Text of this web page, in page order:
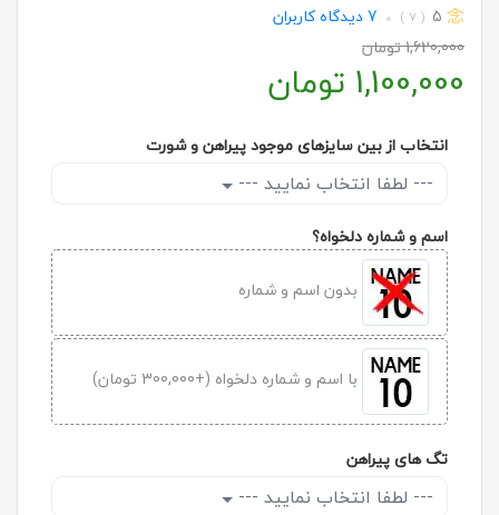
5
( 7 )
7دیدگاه کاربران
1,620,000تومان
1,100,000 تومان
انتخاب از بین سایزهای موجود پیراهن و شورت
--- لطفا انتخاب نمایید ---
اسم و شماره دلخواه؟
بدون اسم و شماره
با اسم و شماره دلخواه (+300,000 تومان)
تگ های پیراهن
--- لطفا انتخاب نمایید ---